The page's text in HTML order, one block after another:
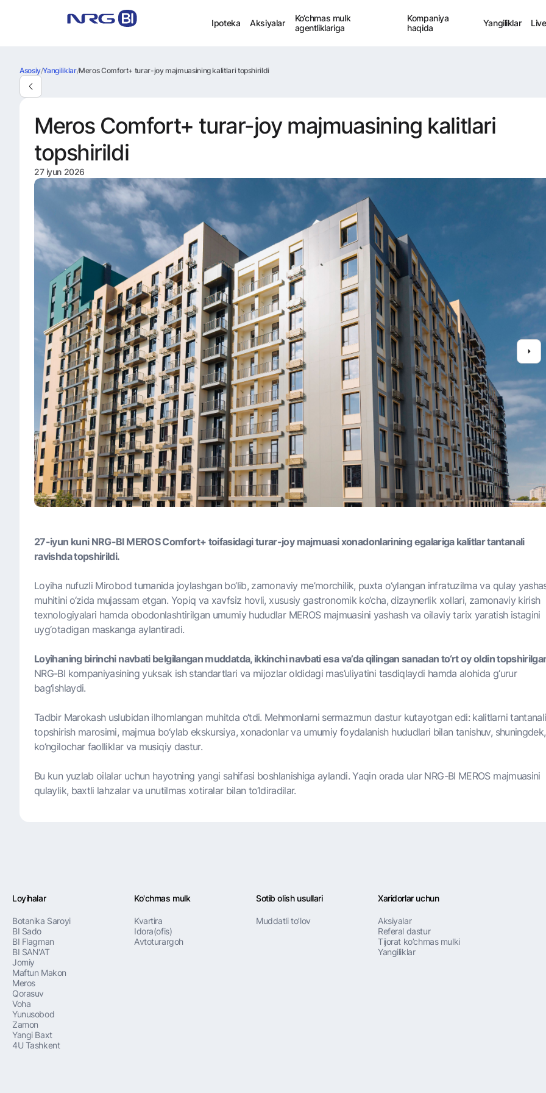
Ipoteka Aksiyalar
Ko‘chmas mulk
agentliklariga
Kompaniya
haqida
Yangiliklar Live
Asosiy/Yangiliklar/Meros Comfort+ turar-joy majmuasining kalitlari topshirildi
Meros Comfort+ turar-joy majmuasining kalitlari
topshirildi
27 iyun 2026
27-iyun kuni NRG-BI MEROS Comfort+ toifasidagi turar-joy majmuasi xonadonlarining egalariga kalitlar tantanali
ravishda topshirildi.
Loyiha nufuzli Mirobod tumanida joylashgan bo‘lib, zamonaviy me’morchilik, puxta o‘ylangan infratuzilma va qulay
muhitini o‘zida mujassam etgan. Yopiq va xavfsiz hovli, xususiy gastronomik ko‘cha, dizaynerlik xollari, zamonaviy kirish
texnologiyalari hamda obodonlashtirilgan umumiy hududlar MEROS majmuasini yashash va oilaviy tarix yaratish istagini
uyg‘otadigan maskanga aylantiradi.
Loyihaning birinchi navbati belgilangan muddatda, ikkinchi navbati esa va’da qilingan sanadan to‘rt oy oldin
NRG-BI kompaniyasining yuksak ish standartlari va mijozlar oldidagi mas’uliyatini tasdiqlaydi hamda alohida g‘urur
bag‘ishlaydi.
Tadbir Marokash uslubidan ilhomlangan muhitda o‘tdi. Mehmonlarni sermazmun dastur kutayotgan edi: kalitlarni tantanali
topshirish marosimi, majmua bo‘ylab ekskursiya, xonadonlar va umumiy foydalanish hududlari bilan tanishuv, shuningdek,
ko‘ngilochar faolliklar va musiqiy dastur.
Bu kun yuzlab oilalar uchun hayotning yangi sahifasi boshlanishiga aylandi. Yaqin orada ular NRG-BI MEROS majmuasini
qulaylik, baxtli lahzalar va unutilmas xotiralar bilan to‘ldiradilar.
Loyihalar
Botanika Saroyi
BI Sado
BI Flagman
BI SAN'AT
Jomiy
Maftun Makon
Meros
Qorasuv
Voha
Yunusobod
Zamon
Yangi Baxt
4U Tashkent
Ko'chmas mulk
Kvartira
Idora(ofis)
Аvtoturargoh
Sotib olish usullari
Muddatli to’lov
Xaridorlar uchun
Aksiyalar
Referal dastur
Tijorat ko’chmas mulki
Yangiliklar